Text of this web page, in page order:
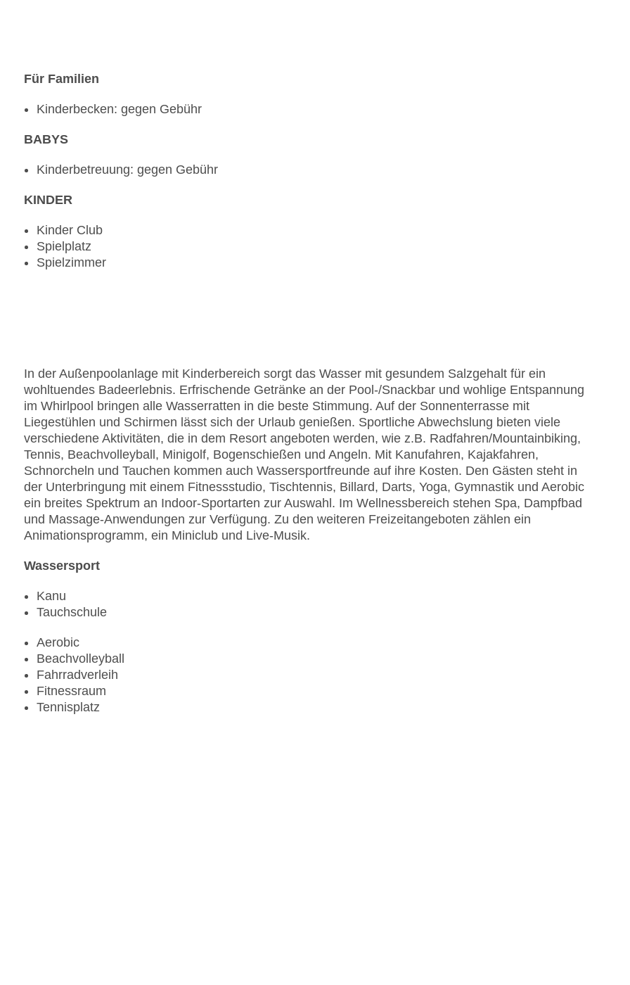
Für Familien
Kinderbecken: gegen Gebühr
BABYS
Kinderbetreuung: gegen Gebühr
KINDER
Kinder Club
Spielplatz
Spielzimmer
In der Außenpoolanlage mit Kinderbereich sorgt das Wasser mit gesundem Salzgehalt für ein
wohltuendes Badeerlebnis. Erfrischende Getränke an der Pool-/Snackbar und wohlige Entspannung
im Whirlpool bringen alle Wasserratten in die beste Stimmung. Auf der Sonnenterrasse mit
Liegestühlen und Schirmen lässt sich der Urlaub genießen. Sportliche Abwechslung bieten viele
verschiedene Aktivitäten, die in dem Resort angeboten werden, wie z.B. Radfahren/Mountainbiking,
Tennis, Beachvolleyball, Minigolf, Bogenschießen und Angeln. Mit Kanufahren, Kajakfahren,
Schnorcheln und Tauchen kommen auch Wassersportfreunde auf ihre Kosten. Den Gästen steht in
der Unterbringung mit einem Fitnessstudio, Tischtennis, Billard, Darts, Yoga, Gymnastik und Aerobic
ein breites Spektrum an Indoor-Sportarten zur Auswahl. Im Wellnessbereich stehen Spa, Dampfbad
und Massage-Anwendungen zur Verfügung. Zu den weiteren Freizeitangeboten zählen ein
Animationsprogramm, ein Miniclub und Live-Musik.
Wassersport
Kanu
Tauchschule
Aerobic
Beachvolleyball
Fahrradverleih
Fitnessraum
Tennisplatz